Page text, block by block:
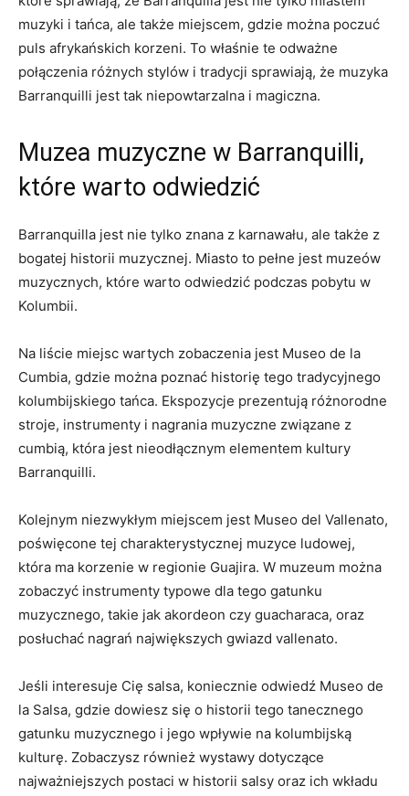
muzyki⁤ i⁤ tańca, ale także⁢ miejscem, gdzie można poczuć
puls afrykańskich ⁢korzeni. ⁣To właśnie te odważne
⁤połączenia ‍różnych stylów ‌i⁤ tradycji sprawiają, że muzyka
Barranquilli⁣ jest tak niepowtarzalna ‌i ​magiczna.
Muzea​ muzyczne⁢ w Barranquilli,​
które⁣ warto odwiedzić
Barranquilla​ jest nie tylko znana z ‍karnawału,⁢ ale także z
bogatej ⁢historii muzycznej. ⁣Miasto to pełne jest ​muzeów
muzycznych, ⁣które ​warto odwiedzić podczas⁢ pobytu‌ w⁤
Kolumbii.
Na liście miejsc wartych zobaczenia jest Museo ⁤de la
Cumbia, gdzie można poznać ‍historię tego tradycyjnego⁤
kolumbijskiego tańca.​ Ekspozycje ‌prezentują‍ różnorodne
stroje,⁣ instrumenty i nagrania ⁤muzyczne związane z
cumbią,‌ która jest nieodłącznym ​elementem kultury
Barranquilli.
Kolejnym⁣ niezwykłym miejscem jest ‌Museo⁤ del Vallenato,
poświęcone‍ tej charakterystycznej muzyce ludowej,
która​ ma⁣ korzenie w regionie Guajira. W ‍muzeum można
zobaczyć ⁣instrumenty typowe dla tego gatunku
muzycznego, takie jak akordeon czy guacharaca, oraz‍
posłuchać​ nagrań największych gwiazd vallenato.
Jeśli interesuje Cię salsa,‌ koniecznie odwiedź Museo de
la Salsa, gdzie​ dowiesz się o historii tego tanecznego
gatunku‍ muzycznego i⁢ jego wpływie na kolumbijską
kulturę.⁤ Zobaczysz ‍również⁤ wystawy dotyczące⁢
najważniejszych ​postaci ⁣w ⁣historii‌ salsy oraz ich wkładu